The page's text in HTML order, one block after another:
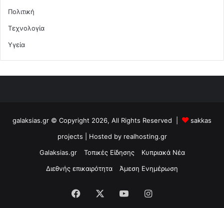
Πολιτική
Τεχνολογία
Υγεία
galaksias.gr © Copyright 2026, All Rights Reserved |
sakkas
projects | Hosted by realhosting.gr
Galaksias.gr
Τοπικές Είδησης
Κυπριακά Νέα
Διεθνής επικαιρότητα
Άμεση Ενημέρωση
Facebook YouTubeInstagram